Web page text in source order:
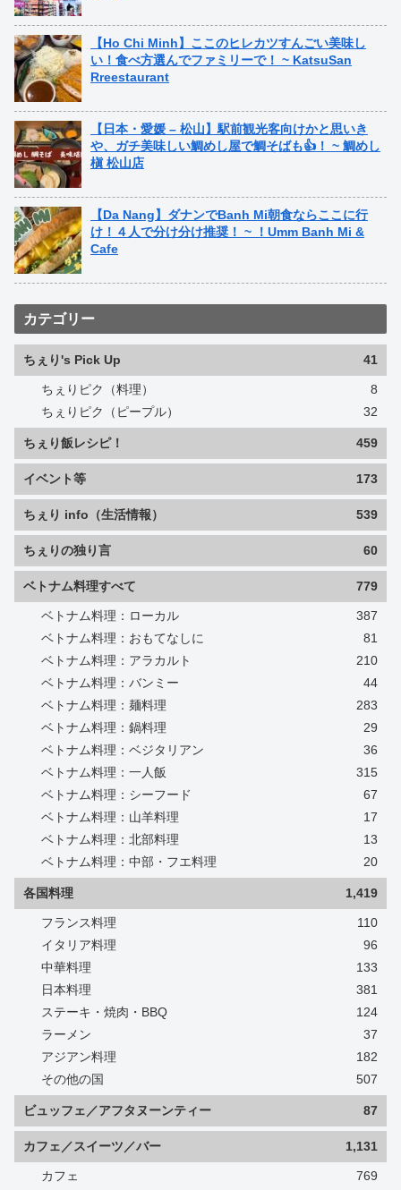
【Ho Chi Minh】ここのヒレカツすんごい美味し
い！食べ方選んでファミリーで！ ~ KatsuSan
Rreestaurant
【日本・愛媛 – 松山】駅前観光客向けかと思いき
や、ガチ美味しい鯛めし屋で鯛そばも👍！ ~ 鯛めし
槇 松山店
【Da Nang】ダナンでBanh Mi朝食ならここに行
け！４人で分け分け推奨！ ~ ！Umm Banh Mi &
Cafe
カテゴリー
ちぇり's Pick Up 41
ちぇりピク（料理）
8
ちぇりピク（ピープル）
32
ちぇり飯レシピ！ 459
イベント等 173
ちぇり info（生活情報） 539
ちぇりの独り言 60
ベトナム料理すべて 779
ベトナム料理：ローカル
387
ベトナム料理：おもてなしに
81
ベトナム料理：アラカルト
210
ベトナム料理：バンミー
44
ベトナム料理：麺料理
283
ベトナム料理：鍋料理
29
ベトナム料理：ベジタリアン
36
ベトナム料理：一人飯
315
ベトナム料理：シーフード
67
ベトナム料理：山羊料理
17
ベトナム料理：北部料理
13
ベトナム料理：中部・フエ料理
20
各国料理 1,419
フランス料理
110
イタリア料理
96
中華料理
133
日本料理
381
ステーキ・焼肉・BBQ
124
ラーメン
37
アジアン料理
182
その他の国
507
ビュッフェ／アフタヌーンティー 87
カフェ／スイーツ／バー 1,131
カフェ 769